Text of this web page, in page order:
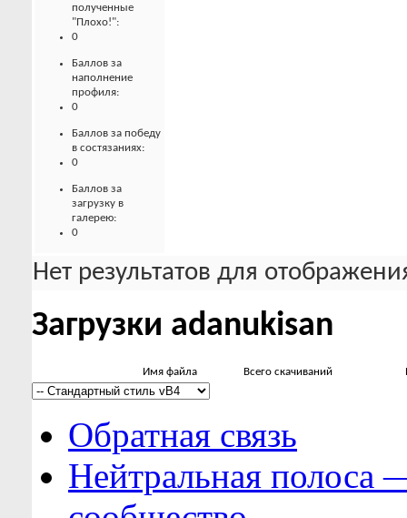
полученные
"Плохо!":
0
Баллов за
наполнение
профиля:
0
Баллов за победу
в состязаниях:
0
Баллов за
загрузку в
галерею:
0
Нет результатов для
Загрузки adanukisan
Имя файла Всего скачиваний
Обратная связь
Нейтральная полоса